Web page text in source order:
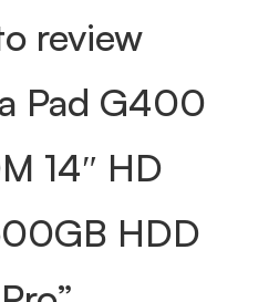
review
Pad G400
14″ HD
HDD